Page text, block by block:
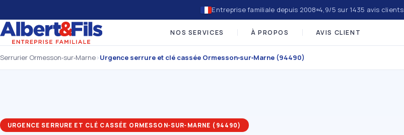
Entreprise familiale depuis 2008 4,9/5 sur 1435 avis clients
NOS SERVICES À PROPOS AVIS CLIENT
Serrurier Ormesson‑sur‑Marne›Urgence serrure et clé cassée Ormesson‑sur‑Marne (94490)
URGENCE SERRURE ET CLÉ CASSÉE ORMESSON‑SUR‑MARNE (94490)